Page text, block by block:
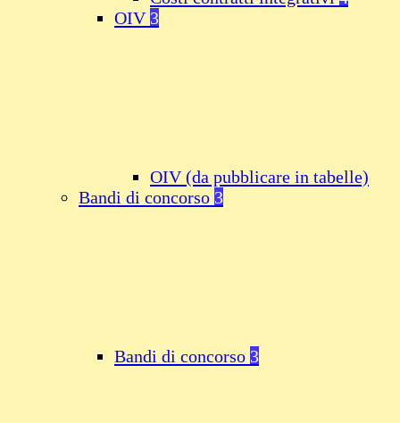
OIV 3
OIV (da pubblicare in tabelle)
Bandi di concorso 3
Bandi di concorso 3